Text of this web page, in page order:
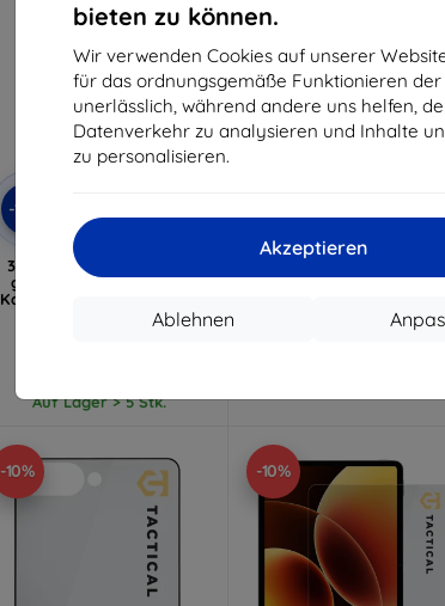
bieten zu können.
Wir verwenden Cookies auf unserer
für das ordnungsgemäße Funktionieren der
unerlässlich, während andere uns helfen,
Datenverkehr zu analysieren und Inhalte
zu personalisieren.
Akzeptieren
Ablehnen
-10%
Gutschein
3mk Lens Protection Pro
gehärtetes Glas für die
Kameralinse für Samsung
Galaxy Z Fold 8 Ultra
Auf Lager > 5 Stk.
3mk Watch Protection
FlexibleGlass Hybridglas
-10% -10%